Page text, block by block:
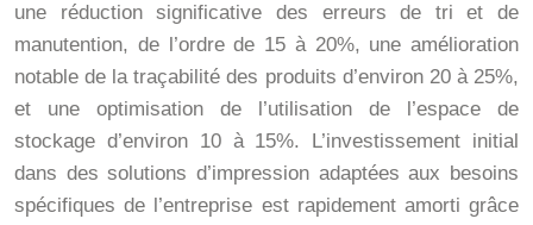
une réduction significative des erreurs de tri et de
manutention, de l’ordre de 15 à 20%, une amélioration
notable de la traçabilité des produits d’environ 20 à 25%,
et une optimisation de l’utilisation de l’espace de
stockage d’environ 10 à 15%. L’investissement initial
dans des solutions d’impression adaptées aux besoins
spécifiques de l’entreprise est rapidement amorti grâce